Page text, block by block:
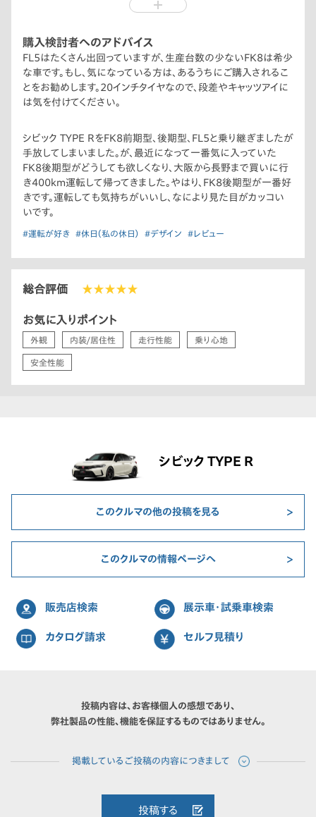
購入検討者へのアドバイス
FL5はたくさん出回っていますが、生産台数の少ないFK8は希少
な車です。もし、気になっている方は、あるうちにご購入されるこ
とをお勧めします。20インチタイヤなので、段差やキャッツアイに
は気を付けてください。
シビック TYPE RをFK8前期型、後期型、FL5と乗り継ぎましたが
手放してしまいました。が、最近になって一番気に入っていた
FK8後期型がどうしても欲しくなり、大阪から長野まで買いに行
き400km運転して帰ってきました。やはり、FK8後期型が一番好
きです。運転しても気持ちがいいし、なにより見た目がカッコい
いです。
#運転が好き #休日（私の休日） #デザイン #レビュー
総合評価 ★★★★★
お気に入りポイント
外観 内装/居住性 走行性能 乗り心地
安全性能
シビック TYPE R
このクルマの他の投稿を見る
このクルマの情報ページへ
販売店検索 展示車・試乗車検索
カタログ請求 セルフ見積り
投稿内容は、お客様個人の感想であり、
弊社製品の性能、機能を保証するものではありません。
投稿する